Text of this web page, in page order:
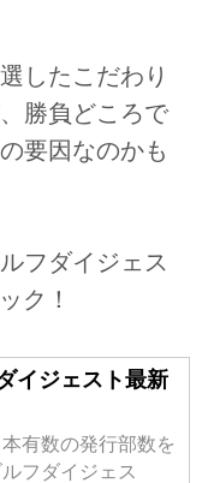
したこだわり
勝負どころで
要因なのかも
フダイジェス
ク！
イジェスト最新
有数の発行部数を
フダイジェス